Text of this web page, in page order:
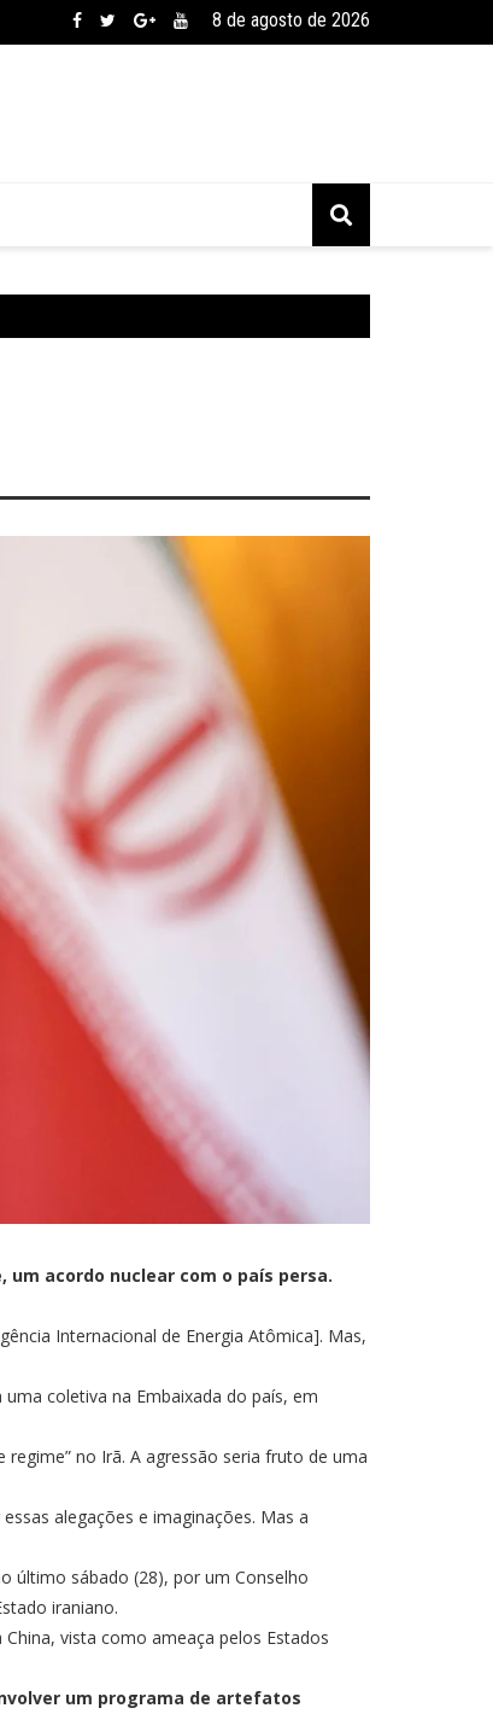
8 de agosto de 2026
um acordo nuclear com o país persa.
Internacional de Energia Atômica]. Mas,
coletiva na Embaixada do país, em
no Irã. A agressão seria fruto de uma
alegações e imaginações. Mas a
último sábado (28), por um Conselho
iraniano.
vista como ameaça pelos Estados
um programa de artefatos